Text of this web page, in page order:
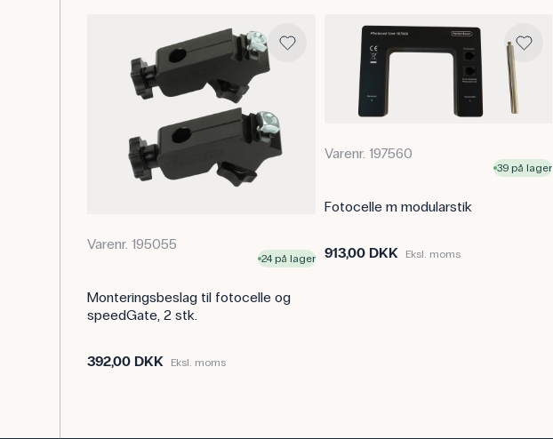
Varenr. 195055
24 på lager
Monteringsbeslag til fotocelle og
speedGate, 2 stk.
392,00 DKK Eksl. moms
Varenr. 197560
39 på lager
Fotocelle m modularstik
913,00 DKK Eksl. moms